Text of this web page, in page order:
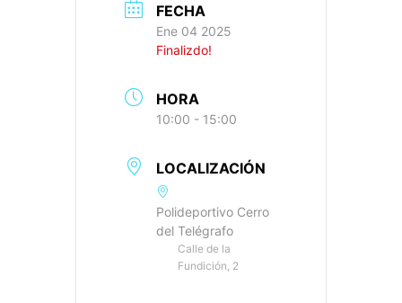
FECHA
Ene 04 2025
Finalizdo!
HORA
10:00 - 15:00
LOCALIZACIÓN
Polideportivo Cerro
del Telégrafo
Calle de la
Fundición, 2